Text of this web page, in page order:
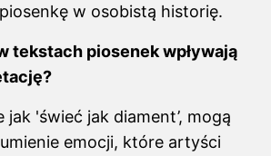
w osobistą historię.
tekstach piosenek wpływają
'świeć jak diament’, mogą
emocji, które artyści